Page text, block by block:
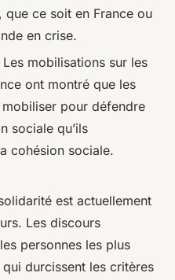
ce soit en France ou
en crise.
Les mobilisations sur les
ont montré que les
pour défendre
sociale qu’ils
cohésion sociale.
est actuellement
Les discours
personnes les plus
durcissent les critères